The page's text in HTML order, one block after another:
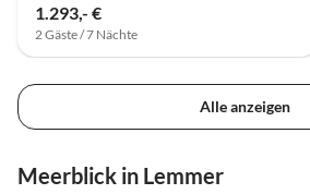
1.293,- €
2 Gäste / 7 Nächte
Alle anzeigen
Meerblick in Lemmer